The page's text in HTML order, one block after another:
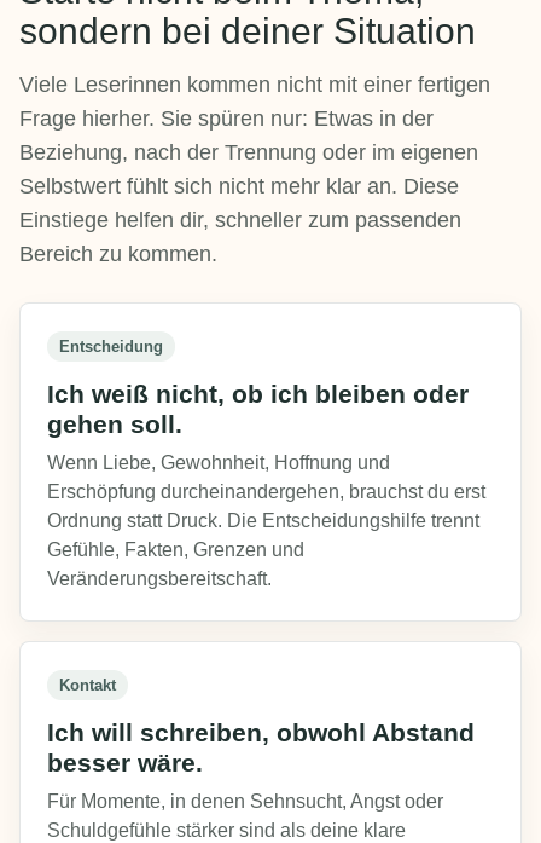
sondern bei deiner Situation
Viele Leserinnen kommen nicht mit einer fertigen
Frage hierher. Sie spüren nur: Etwas in der
Beziehung, nach der Trennung oder im eigenen
Selbstwert fühlt sich nicht mehr klar an. Diese
Einstiege helfen dir, schneller zum passenden
Bereich zu kommen.
Entscheidung
Ich weiß nicht, ob ich bleiben oder
gehen soll.
Wenn Liebe, Gewohnheit, Hoffnung und
Erschöpfung durcheinandergehen, brauchst du erst
Ordnung statt Druck. Die Entscheidungshilfe trennt
Gefühle, Fakten, Grenzen und
Veränderungsbereitschaft.
Kontakt
Ich will schreiben, obwohl Abstand
besser wäre.
Für Momente, in denen Sehnsucht, Angst oder
Schuldgefühle stärker sind als deine klare